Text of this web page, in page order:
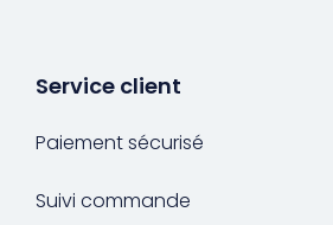
Service client
Paiement sécurisé
Suivi commande